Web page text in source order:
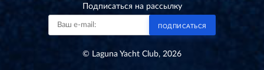
Подписаться на рассылку
ПОДПИСАТЬСЯ
© Laguna Yacht Club, 2026